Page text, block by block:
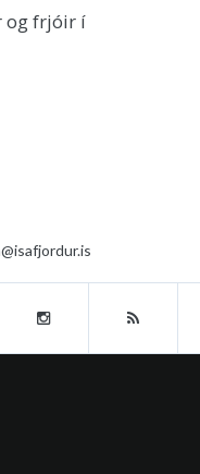
og frjóir í